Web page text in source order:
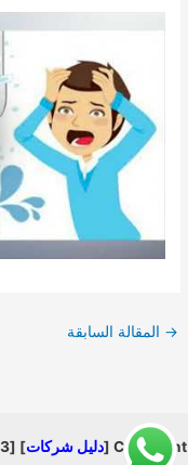
→ المقالة السابقة
Copyright [ دليل شركات] [2023] [